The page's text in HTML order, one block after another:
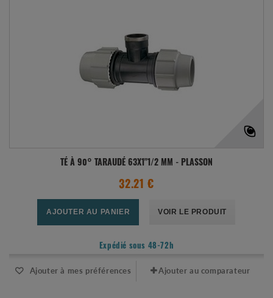
TÉ À 90° TARAUDÉ 63X1"1/2 MM - PLASSON
32.21 €
AJOUTER AU PANIER VOIR LE PRODUIT
Expédié sous 48-72h
Ajouter à mes préférences Ajouter au comparateur